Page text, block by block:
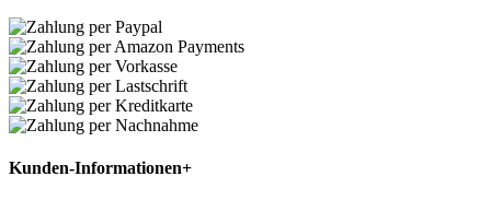
Kunden-Informationen+